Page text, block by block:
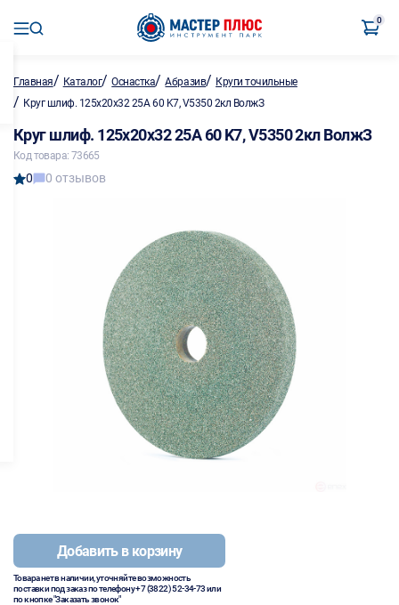
0
Главная/ Каталог/Оснастка/Абразив/ Круги точильные
/ Круг шлиф. 125х20х32 25A 60 K7, V5350 2кл ВолжЗ
Круг шлиф. 125х20х32 25A 60 K7, V5350 2кл ВолжЗ
Код товара: 73665
0 0 отзывов
Добавить в корзину
Товара нет в наличии, уточняйте возможность
поставки под заказ по телефону+7 (3822) 52-34-73или
по кнопке "Заказать звонок"